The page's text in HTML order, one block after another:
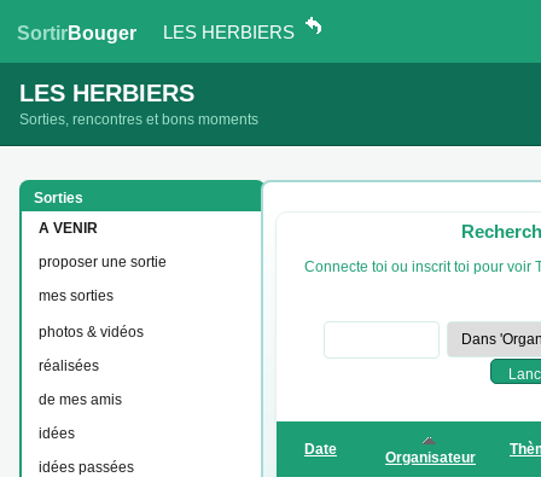
SortirBouger LES HERBIERS
LES HERBIERS
Sorties, rencontres et bons moments
Sorties
A VENIR
proposer une sortie
mes sorties
photos & vidéos
réalisées
de mes amis
idées
idées passées
Connecte toi ou inscrit toi pour voir
Date Organisateur